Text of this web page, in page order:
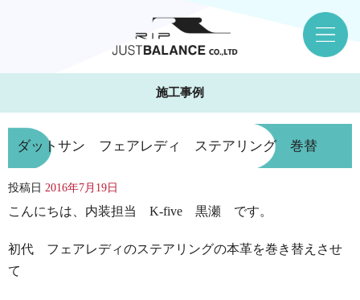
施工事例
ダットサン フェアレディ ステアリング 巻替
投稿日 2016年7月19日
こんにちは、内装担当 K-five 黒瀬 です。
初代 フェアレディのステアリングの本革を巻き替えさせ
て